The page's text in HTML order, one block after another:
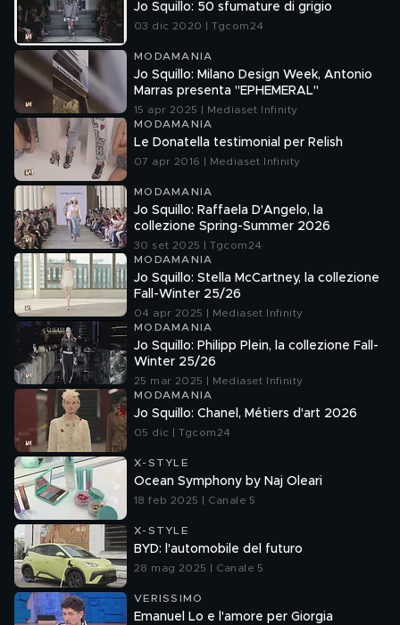
Jo Squillo: 50 sfumature di grigio
03 dic 2020 | Tgcom24
MODAMANIA
Jo Squillo: Milano Design Week, Antonio
Marras presenta "EPHEMERAL"
15 apr 2025 | Mediaset Infinity
MODAMANIA
Le Donatella testimonial per Relish
07 apr 2016 | Mediaset Infinity
MODAMANIA
Jo Squillo: Raffaela D'Angelo, la
collezione Spring-Summer 2026
30 set 2025 | Tgcom24
MODAMANIA
Jo Squillo: Stella McCartney, la collezione
Fall-Winter 25/26
04 apr 2025 | Mediaset Infinity
MODAMANIA
Jo Squillo: Philipp Plein, la collezione Fall-
Winter 25/26
25 mar 2025 | Mediaset Infinity
MODAMANIA
Jo Squillo: Chanel, Métiers d'art 2026
05 dic | Tgcom24
X-STYLE
Ocean Symphony by Naj Oleari
18 feb 2025 | Canale 5
X-STYLE
BYD: l'automobile del futuro
28 mag 2025 | Canale 5
VERISSIMO
Emanuel Lo e l'amore per Giorgia